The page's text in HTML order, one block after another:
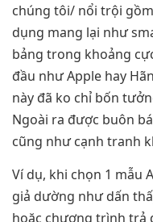
chúng tôi/ nổi trội
dụng mang lại như
bảng trong khoảng
đầu như Apple hay
này đã ko chỉ bốn
Ngoài ra được buôn
cũng như cạnh tranh
Ví dụ, khi chọn 1 mẫu
giả dường như dấn
hoặc chương trình trả